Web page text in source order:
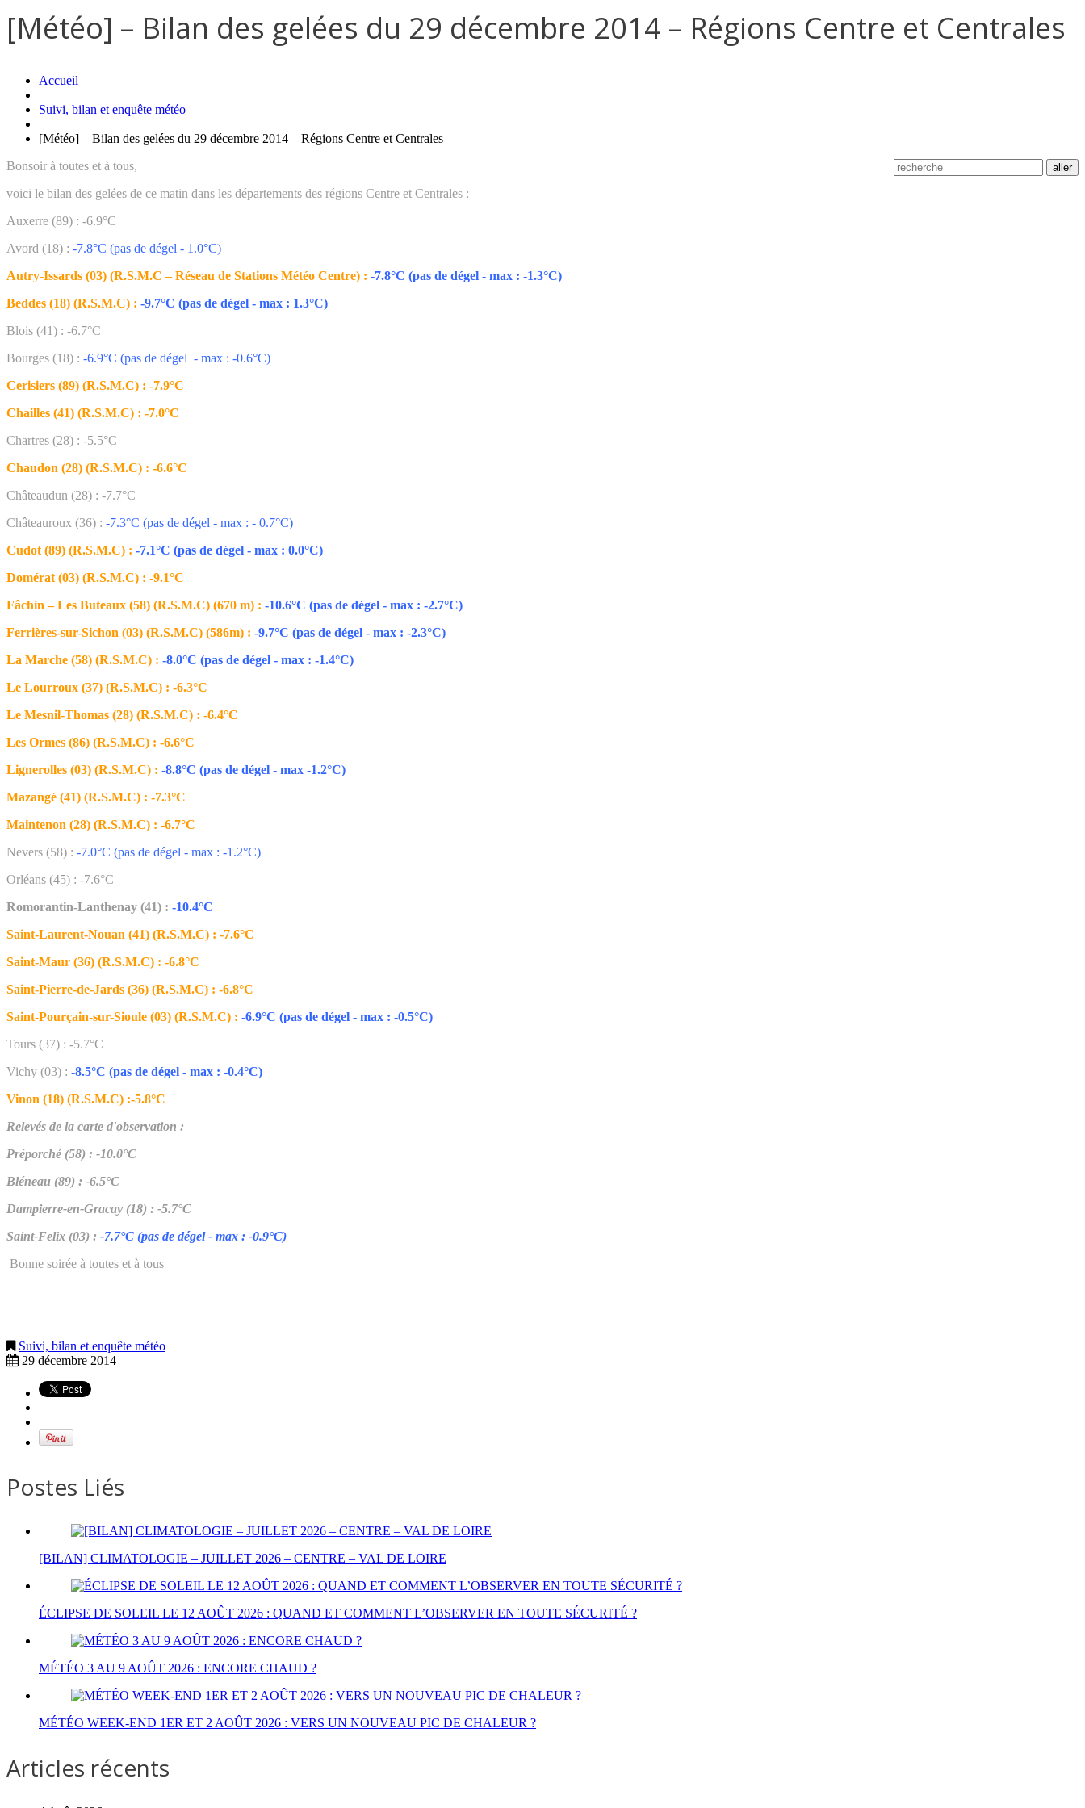
[Météo] – Bilan des gelées du 29 décembre 2014 – Régions Centre et Centrales
Accueil
Suivi, bilan et enquête météo
[Météo] – Bilan des gelées du 29 décembre 2014 – Régions Centre et Centrales
Bonsoir à toutes et à tous,
voici le bilan des gelées de ce matin dans les départements des régions Centre et Centrales :
Auxerre (89) : -6.9°C
Avord (18) : -7.8°C (pas de dégel - 1.0°C)
Autry-Issards (03) (R.S.M.C – Réseau de Stations Météo Centre) : -7.8°C (pas de dégel - max : -1.3°C)
Beddes (18) (R.S.M.C) : -9.7°C (pas de dégel - max : 1.3°C)
Blois (41) : -6.7°C
Bourges (18) : -6.9°C (pas de dégel - max : -0.6°C)
Cerisiers (89) (R.S.M.C) : -7.9°C
Chailles (41) (R.S.M.C) : -7.0°C
Chartres (28) : -5.5°C
Chaudon (28) (R.S.M.C) : -6.6°C
Châteaudun (28) : -7.7°C
Châteauroux (36) : -7.3°C (pas de dégel - max : - 0.7°C)
Cudot (89) (R.S.M.C) : -7.1°C (pas de dégel - max : 0.0°C)
Domérat (03) (R.S.M.C) : -9.1°C
Fâchin – Les Buteaux (58) (R.S.M.C) (670 m) : -10.6°C (pas de dégel - max : -2.7°C)
Ferrières-sur-Sichon (03) (R.S.M.C) (586m) : -9.7°C (pas de dégel - max : -2.3°C)
La Marche (58) (R.S.M.C) : -8.0°C (pas de dégel - max : -1.4°C)
Le Lourroux (37) (R.S.M.C) : -6.3°C
Le Mesnil-Thomas (28) (R.S.M.C) : -6.4°C
Les Ormes (86) (R.S.M.C) : -6.6°C
Lignerolles (03) (R.S.M.C) : -8.8°C (pas de dégel - max -1.2°C)
Mazangé (41) (R.S.M.C) : -7.3°C
Maintenon (28) (R.S.M.C) : -6.7°C
Nevers (58) : -7.0°C (pas de dégel - max : -1.2°C)
Orléans (45) : -7.6°C
Romorantin-Lanthenay (41) : -10.4°C
Saint-Laurent-Nouan (41) (R.S.M.C) : -7.6°C
Saint-Maur (36) (R.S.M.C) : -6.8°C
Saint-Pierre-de-Jards (36) (R.S.M.C) : -6.8°C
Saint-Pourçain-sur-Sioule (03) (R.S.M.C) : -6.9°C (pas de dégel - max : -0.5°C)
Tours (37) : -5.7°C
Vichy (03) : -8.5°C (pas de dégel - max : -0.4°C)
Vinon (18) (R.S.M.C) :-5.8°C
Relevés de la carte d'observation :
Préporché (58) : -10.0°C
Bléneau (89) : -6.5°C
Dampierre-en-Gracay (18) : -5.7°C
Saint-Felix (03) : -7.7°C (pas de dégel - max : -0.9°C)
Bonne soirée à toutes et à tous
Suivi, bilan et enquête météo
29 décembre 2014
Postes Liés
[BILAN] CLIMATOLOGIE – JUILLET 2026 – CENTRE – VAL DE LOIRE
ÉCLIPSE DE SOLEIL LE 12 AOÛT 2026 : QUAND ET COMMENT L’OBSERVER EN TOUTE SÉCURITÉ ?
MÉTÉO 3 AU 9 AOÛT 2026 : ENCORE CHAUD ?
MÉTÉO WEEK-END 1ER ET 2 AOÛT 2026 : VERS UN NOUVEAU PIC DE CHALEUR ?
Articles récents